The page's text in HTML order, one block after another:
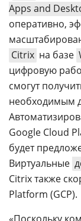
Apps and
оперативно,
Citrix на базе
цифровую
смогут
необходимым
Google Cloud
будет
Виртуальные
Citrix также
Platform (GCP).